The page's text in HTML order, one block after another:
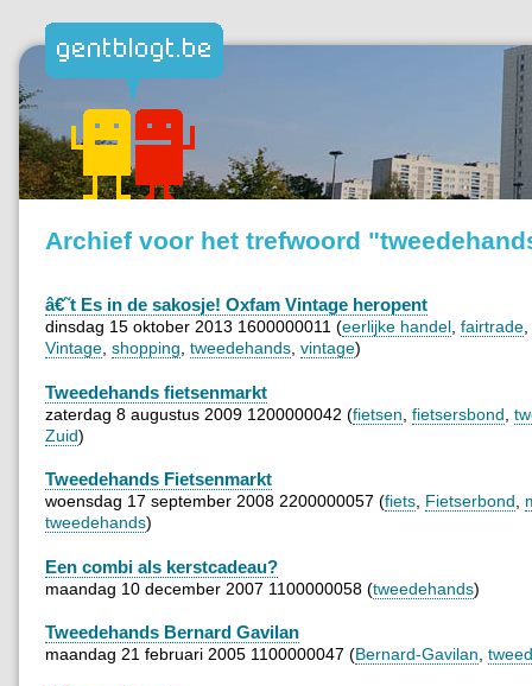
Archief voor het trefwoord
â€˜t Es in de sakosje! Oxfam Vintage heropent
dinsdag 15 oktober 2013 1600000011 (eerlijke handel fairtrade
Vintage shopping tweedehands vintage)
Tweedehands fietsenmarkt
zaterdag 8 augustus 2009 1200000042 (fietsen fietsersbond
Zuid)
Tweedehands Fietsenmarkt
woensdag 17 september 2008 2200000057 (fiets Fietserbond
tweedehands)
Een combi als kerstcadeau?
maandag 10 december 2007 1100000058 (tweedehands)
Tweedehands Bernard Gavilan
maandag 21 februari 2005 1100000047 (Bernard-Gavilan